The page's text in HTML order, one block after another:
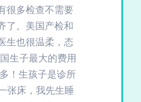
很多检查不需要
了。美国产检和
生也很温柔，态
生子最大的费用
！生孩子是诊所
张床，我先生睡